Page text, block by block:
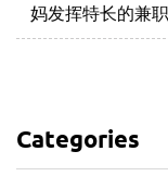
妈发挥特长的兼
Categories